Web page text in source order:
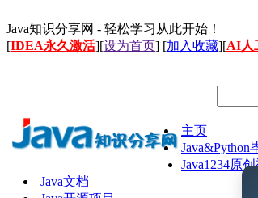
Java知识分享网 - 轻松学习从此开始！
[IDEA永久激活][设为首页] [加入收藏][AI人
主页
Java&Python
Java1234原
Java文档